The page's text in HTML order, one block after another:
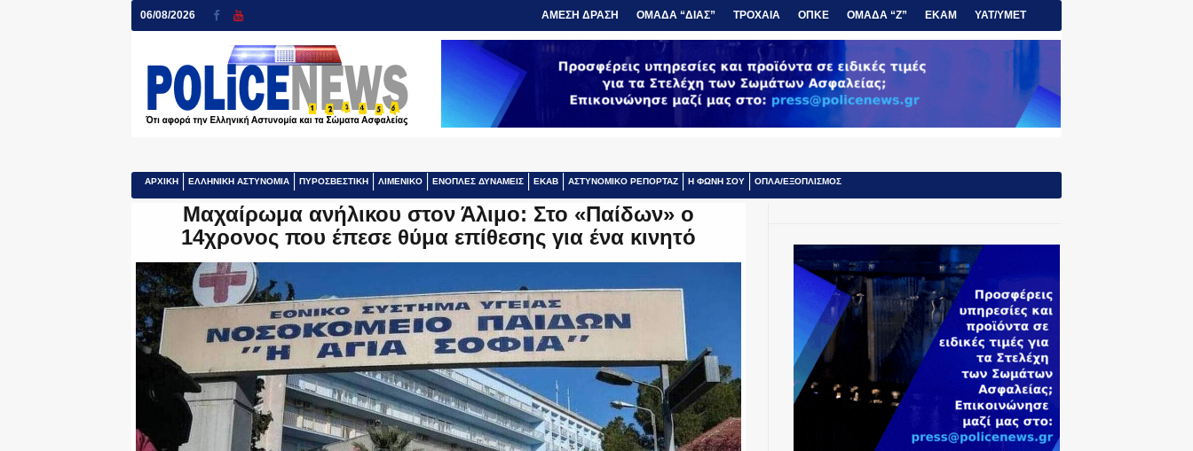
06/08/2026 ΑΜΕΣΗ ΔΡΑΣΗ ΟΜΑΔΑ “ΔΙΑΣ” ΤΡΟΧΑΙΑ ΟΠΚΕ ΟΜΑΔΑ “Ζ” ΕΚΑΜ ΥΑΤ/ΥΜΕΤ
ΑΡΧΙΚΗ ΕΛΛΗΝΙΚΗ ΑΣΤΥΝΟΜΙΑ ΠΥΡΟΣΒΕΣΤΙΚΗ ΛΙΜΕΝΙΚΟ ΕΝΟΠΛΕΣ ΔΥΝΑΜΕΙΣ ΕΚΑΒ ΑΣΤΥΝΟΜΙΚΟ ΡΕΠΟΡΤΑΖ Η ΦΩΝΗ ΣΟΥ ΟΠΛΑ/ΕΞΟΠΛΙΣΜΟΣ
Μαχαίρωμα ανήλικου στον Άλιμο: Στο «Παίδων» ο
14χρονος που έπεσε θύμα επίθεσης για ένα κινητό